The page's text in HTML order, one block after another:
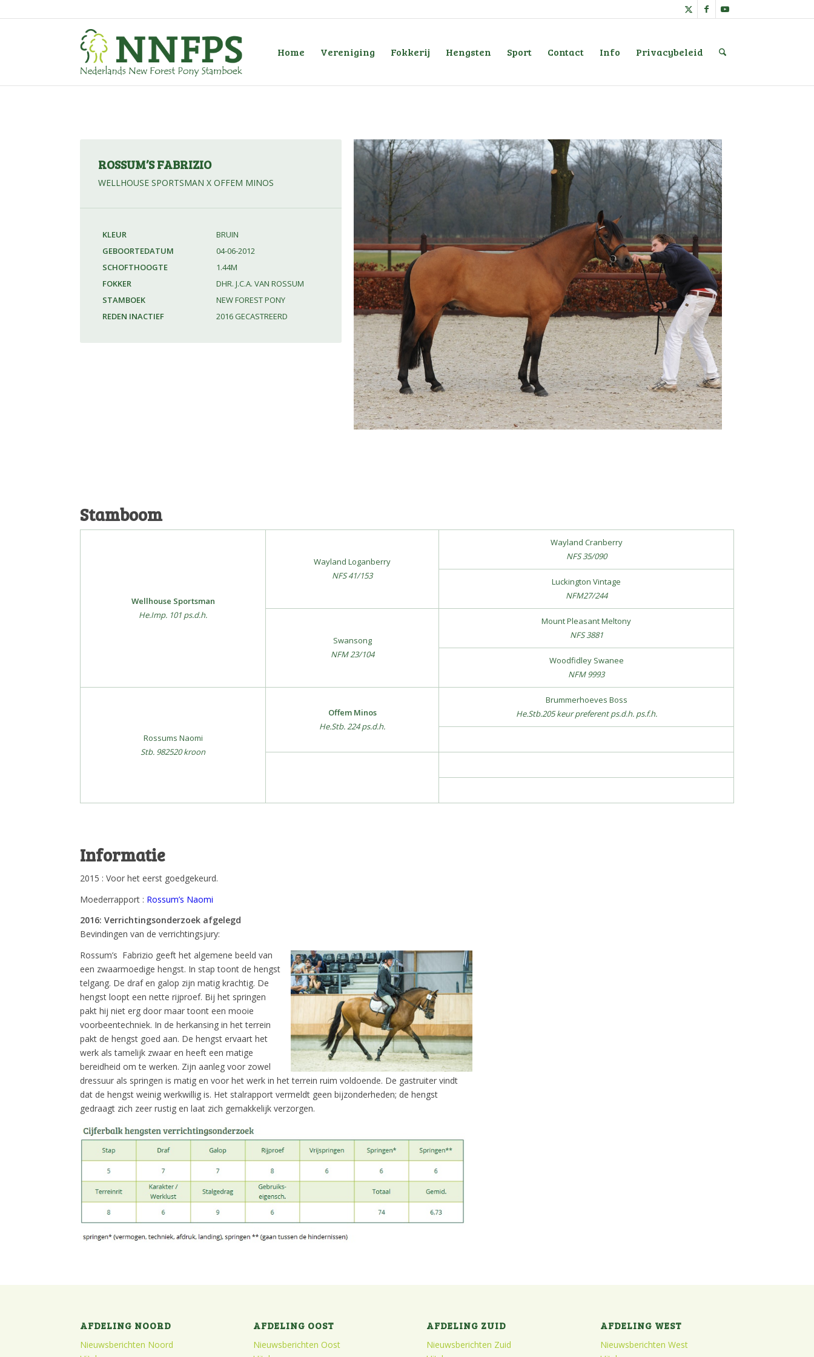
Home Vereniging Fokkerij Hengsten Sport Contact Info Privacybeleid
ROSSUM’S FABRIZIO
WELLHOUSE SPORTSMAN X OFFEM MINOS
KLEUR
BRUIN
GEBOORTEDATUM
04-06-2012
SCHOFTHOOGTE
1.44M
FOKKER
DHR. J.C.A. VAN ROSSUM
STAMBOEK
NEW FOREST PONY
REDEN INACTIEF
2016 GECASTREERD
Stamboom
Wellhouse Sportsman
He.Imp. 101 ps.d.h.
Wayland Loganberry
NFS 41/153
Wayland Cranberry
NFS 35/090
Luckington Vintage
NFM27/244
Swansong
NFM 23/104
Mount Pleasant Meltony
NFS 3881
Woodfidley Swanee
NFM 9993
Rossums Naomi
Stb. 982520 kroon
Offem Minos
He.Stb. 224 ps.d.h.
Brummerhoeves Boss
He.Stb.205 keur preferent ps.d.h. ps.f.h.
Informatie
2015 : Voor het eerst goedgekeurd.
Moederrapport : Rossum’s Naomi
2016: Verrichtingsonderzoek afgelegd
Bevindingen van de verrichtingsjury:
Rossum’s Fabrizio geeft het algemene beeld van
een zwaarmoedige hengst. In stap toont de hengst
telgang. De draf en galop zijn matig krachtig. De
hengst loopt een nette rijproef. Bij het springen
pakt hij niet erg door maar toont een mooie
voorbeentechniek. In de herkansing in het terrein
pakt de hengst goed aan. De hengst ervaart het
werk als tamelijk zwaar en heeft een matige
bereidheid om te werken. Zijn aanleg voor zowel
dressuur als springen is matig en voor het werk in het terrein ruim voldoende. De gastruiter vindt
dat de hengst weinig werkwillig is. Het stalrapport vermeldt geen bijzonderheden; de hengst
gedraagt zich zeer rustig en laat zich gemakkelijk verzorgen.
AFDELING NOORD
Nieuwsberichten Noord
AFDELING OOST
Nieuwsberichten Oost
AFDELING ZUID
Nieuwsberichten Zuid
AFDELING WEST
Nieuwsberichten West